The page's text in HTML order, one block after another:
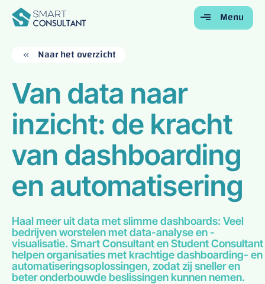
Menu
Home
Voor Bedrijven
Voor Studenten
Over Ons
Contact
Terug
Onze Diensten
Terug
Terug
Terug
Terug
Naar het overzicht
Van data naar
inzicht: de kracht
van dashboarding
en automatisering
Haal meer uit data met slimme dashboards: Veel
bedrijven worstelen met data-analyse en -
visualisatie. Smart Consultant en Student Consultant
helpen organisaties met krachtige dashboarding- en
automatiseringsoplossingen, zodat zij sneller en
beter onderbouwde beslissingen kunnen nemen.